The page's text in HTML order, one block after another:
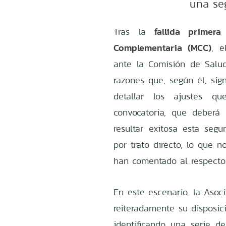
una
Tras la fallida
Complementaria (MCC),
ante la Comisión de
razones que, según él,
detallar los ajustes
convocatoria, que
resultar exitosa esta
por trato directo, lo que
han comentado al
En este escenario, la
reiteradamente su